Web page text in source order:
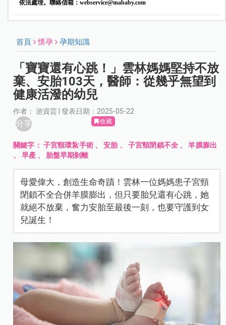
依法處理。聯絡信箱： webservice@mababy.com
首頁 懷孕 孕期知識
「寶寶還有心跳！」雲林媽媽堅持不放
棄、安胎103天，醫師：從幾乎無望到
健康活潑的幼兒
作者： 游資芸 | 發表日期：2025-05-22
分享 收藏
關鍵字： 子宮頸環紮手術、安胎、 子宮頸閉鎖不全、羊膜膨出
、早產 、 胎盤早期剝離
母愛偉大，創造生命奇蹟！雲林一位媽媽患子宮頸
閉鎖不全合併羊膜膨出，但只要胎兒還有心跳，她
就絕不放棄，奮力安胎至最後一刻，也要守護到女
兒誕生！